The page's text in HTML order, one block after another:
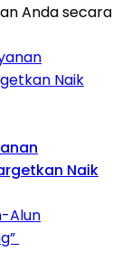
Anda secara
Naik